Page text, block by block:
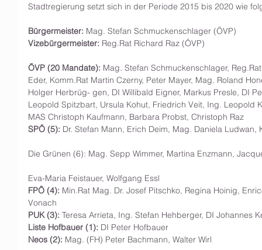
Stadtregierung setzt sich in der Periode 2015 bis 2020 wie
Bürgermeister: Mag. Stefan Schmuckenschlager (ÖVP)
Vizebürgermeister: Reg.Rat Richard Raz (ÖVP)
ÖVP (20 Mandate): Mag. Stefan Schmuckenschlager,
Eder, Komm.Rat Martin Czerny, Peter Mayer, Mag. Roland
Holger Herbrüg- gen, DI Willibald Eigner, Markus Presle, DI
Leopold Spitzbart, Ursula Kohut, Friedrich Veit, Ing. Leopold
MAS Christoph Kaufmann, Barbara Probst, Christoph Raz
SPÖ (5): Dr. Stefan Mann, Erich Deim, Mag. Daniela Ludwan,
Die Grünen (6): Mag. Sepp Wimmer, Martina Enzmann,
Eva-Maria Feistauer, Wolfgang Essl
FPÖ (4): Min.Rat Mag. Dr. Josef Pitschko, Regina Hoinig,
Vonach
PUK (3): Teresa Arrieta, Ing. Stefan Hehberger, DI Johannes
Liste Hofbauer (1): DI Peter Hofbauer
Neos (2): Mag. (FH) Peter Bachmann, Walter Wirl